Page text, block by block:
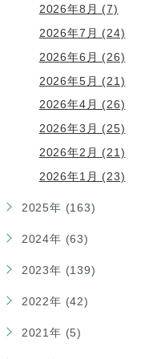
2026年8月 (7)
2026年7月 (24)
2026年6月 (26)
2026年5月 (21)
2026年4月 (26)
2026年3月 (25)
2026年2月 (21)
2026年1月 (23)
2025年 (163)
2024年 (63)
2023年 (139)
2022年 (42)
2021年 (5)